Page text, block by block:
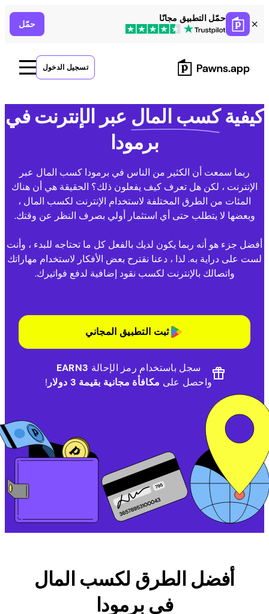
حمّل التطبيق مجانًا
حمّل
تسجيل الدخول
كيفيةكسب المالعبر الإنترنت في
برمودا
ربما سمعت أن الكثير من الناس في برمودا كسب المال عبر
الإنترنت ، لكن هل تعرف كيف يفعلون ذلك؟ الحقيقة هي أن هناك
المئات من الطرق المختلفة لاستخدام الإنترنت لكسب المال ،
وبعضها لا يتطلب حتى أي استثمار أولي بصرف النظر عن وقتك.
أفضل جزء هو أنه ربما يكون لديك بالفعل كل ما تحتاجه للبدء ، وأنت
لست على دراية به. لذا ، دعنا نقترح بعض الأفكار لاستخدام مهاراتك
واتصالك بالإنترنت لكسب نقود إضافية لدفع فواتيرك.
ثبت التطبيق المجاني
سجل باستخدام رمز الإحالةEARN3
واحصل علىمكافأة مجانية بقيمة 3 دولار !
أفضل الطرق لكسب المال
فيبرمودا